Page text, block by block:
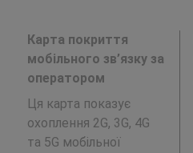
Карта покриття
мобільного зв’язку за
оператором
Ця карта показує
охоплення 2G, 3G, 4G
та 5G мобільної